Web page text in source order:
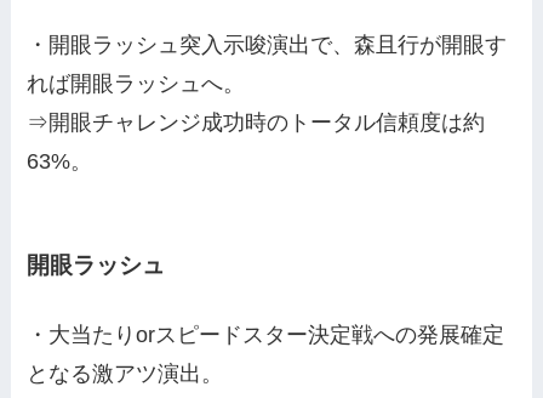
・開眼ラッシュ突入示唆演出で、森且行が開眼す
れば開眼ラッシュへ。
⇒開眼チャレンジ成功時のトータル信頼度は約
63%。
開眼ラッシュ
・大当たりorスピードスター決定戦への発展確定
となる激アツ演出。